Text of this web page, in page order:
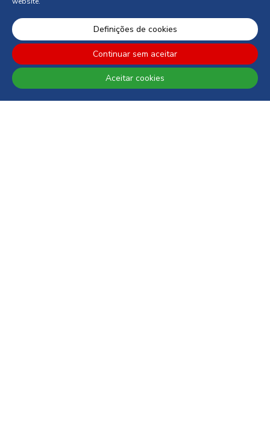
REGISTE-SE E RECEBA TODAS AS NOVIDADES DA CIN
Definições de cookies
Continuar sem aceitar
Aceitar cookies